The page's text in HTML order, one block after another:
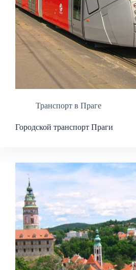
Транспорт в Праге
Городской транспорт Праги